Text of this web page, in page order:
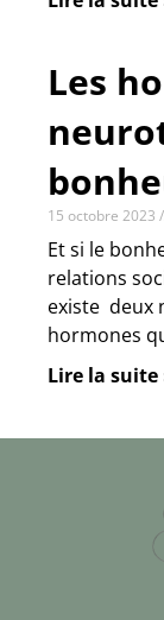
Les
15 octobre 2023
Et si le
relations
existe deux
hormones
Lire la suite